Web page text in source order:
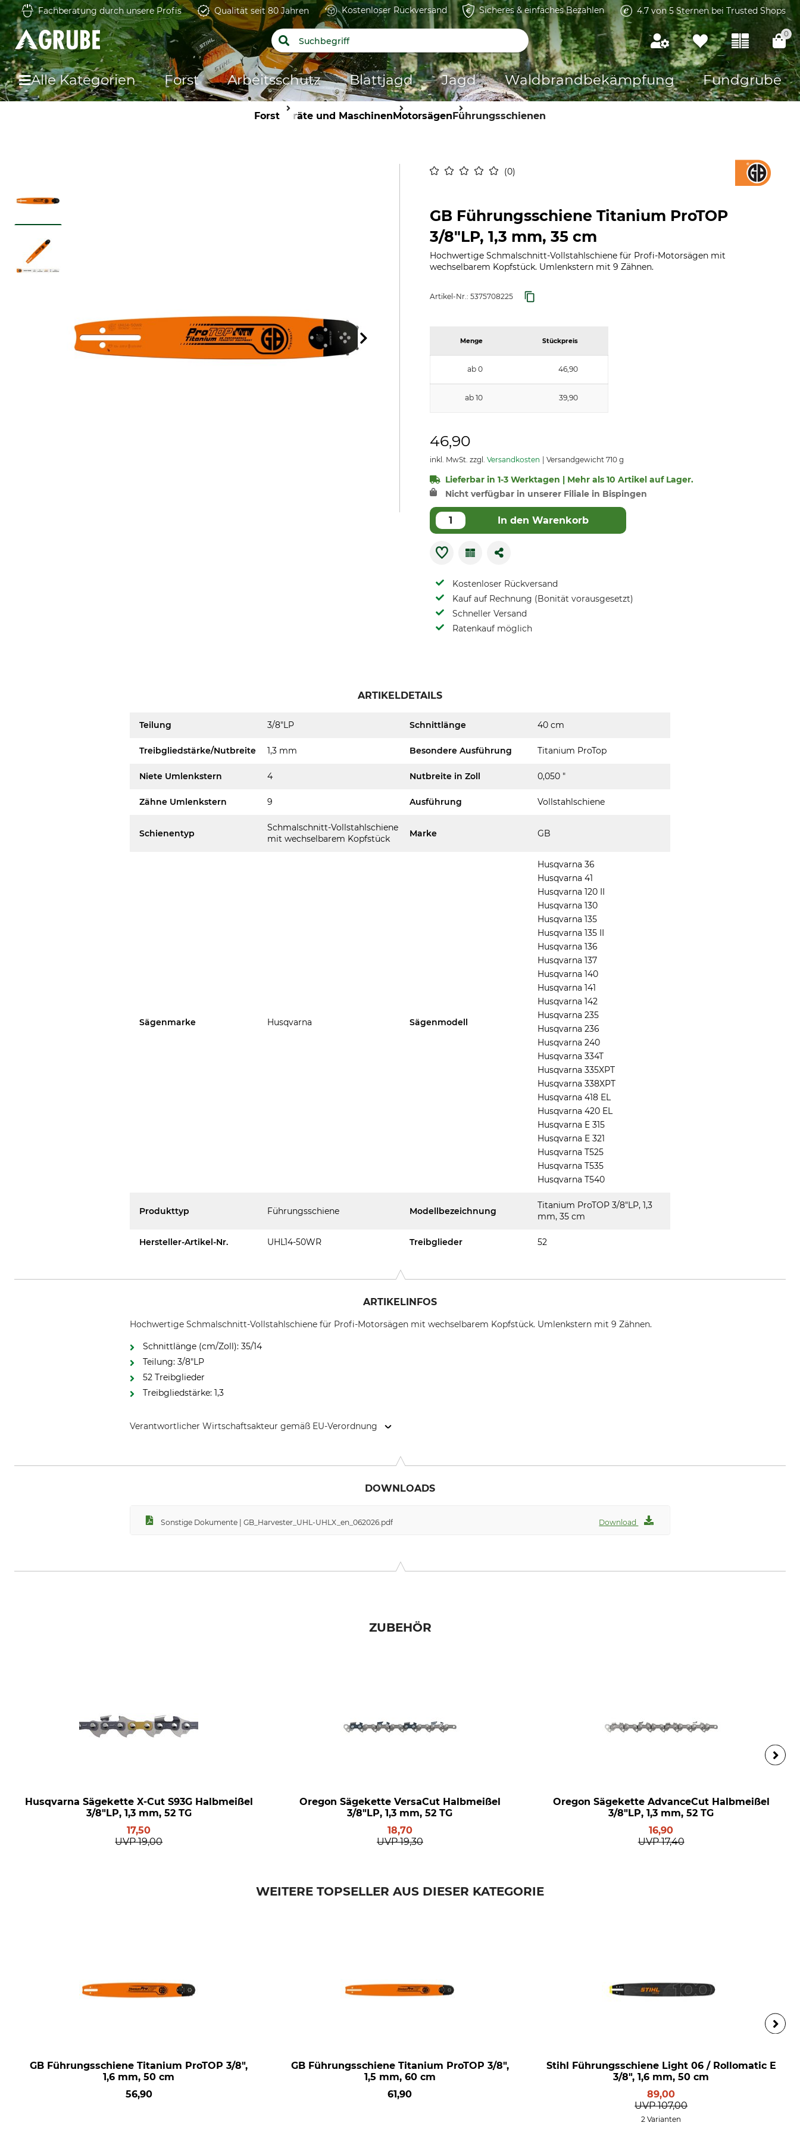
Fachberatung durch unsere Profis Qualität seit 80 Jahren Kostenloser Rückversand Sicheres & einfaches Bezahlen 4.7 von 5 Sternen bei Trusted Shops
0
Alle Kategorien Forst Arbeitsschutz Blattjagd Jagd Waldbrandbekämpfung Fundgrube
Forst Geräte und MaschinenMotorsägenFührungsschienen
0
GB Führungsschiene Titanium ProTOP
3/8"LP, 1,3 mm, 35 cm
Hochwertige Schmalschnitt-Vollstahlschiene für Profi-Motorsägen mit
wechselbarem Kopfstück. Umlenkstern mit 9 Zähnen.
Artikel-Nr.: 5375708225
Menge Stückpreis
ab 0 46,90
ab 10 39,90
46,90
inkl. MwSt. zzgl. Versandkosten Versandgewicht 710 g
Lieferbar in 1-3 Werktagen | Mehr als 10 Artikel auf Lager.
Nicht verfügbar in unserer Filiale in Bispingen
In den Warenkorb
Kostenloser Rückversand
Kauf auf Rechnung (Bonität vorausgesetzt)
Schneller Versand
Ratenkauf möglich
ARTIKELDETAILS
Teilung 3/8"LP Schnittlänge 40 cm
Treibgliedstärke/Nutbreite 1,3 mm Besondere Ausführung Titanium ProTop
Niete Umlenkstern 4 Nutbreite in Zoll 0,050 "
Zähne Umlenkstern 9 Ausführung Vollstahlschiene
Schienentyp
Schmalschnitt-Vollstahlschiene
mit wechselbarem Kopfstück
Marke GB
Sägenmarke Husqvarna Sägenmodell
Husqvarna 36
Husqvarna 41
Husqvarna 120 II
Husqvarna 130
Husqvarna 135
Husqvarna 135 II
Husqvarna 136
Husqvarna 137
Husqvarna 140
Husqvarna 141
Husqvarna 142
Husqvarna 235
Husqvarna 236
Husqvarna 240
Husqvarna 334T
Husqvarna 335XPT
Husqvarna 338XPT
Husqvarna 418 EL
Husqvarna 420 EL
Husqvarna E 315
Husqvarna E 321
Husqvarna T525
Husqvarna T535
Husqvarna T540
Produkttyp Führungsschiene Modellbezeichnung
Titanium ProTOP 3/8"LP, 1,3
mm, 35 cm
Hersteller-Artikel-Nr. UHL14-50WR Treibglieder 52
ARTIKELINFOS
Hochwertige Schmalschnitt-Vollstahlschiene für Profi-Motorsägen mit wechselbarem Kopfstück. Umlenkstern mit 9 Zähnen.
Schnittlänge (cm/Zoll): 35/14
Teilung: 3/8"LP
52 Treibglieder
Treibgliedstärke: 1,3
Verantwortlicher Wirtschaftsakteur gemäß EU-Verordnung
DOWNLOADS
Sonstige Dokumente | GB_Harvester_UHL-UHLX_en_062026.pdf Download
ZUBEHÖR
Husqvarna Sägekette X-Cut S93G Halbmeißel
3/8"LP, 1,3 mm, 52 TG
17,50
UVP 19,00
Oregon Sägekette VersaCut Halbmeißel
3/8"LP, 1,3 mm, 52 TG
18,70
UVP 19,30
Oregon Sägekette AdvanceCut Halbmeißel
3/8"LP, 1,3 mm, 52 TG
16,90
UVP 17,40
WEITERE TOPSELLER AUS DIESER KATEGORIE
GB Führungsschiene Titanium ProTOP 3/8",
1,6 mm, 50 cm
56,90
GB Führungsschiene Titanium ProTOP 3/8",
1,5 mm, 60 cm
61,90
Stihl Führungsschiene Light 06 / Rollomatic E
3/8", 1,6 mm, 50 cm
89,00
UVP 107,00
2 Varianten